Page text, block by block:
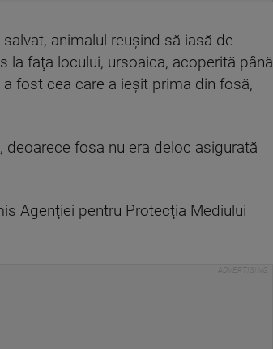
animalul reuşind să iasă de
la faţa locului, ursoaica, acoperită până
fost cea care a ieşit prima din fosă,
fosa nu era deloc asigurată
Agenţiei pentru Protecţia Mediului